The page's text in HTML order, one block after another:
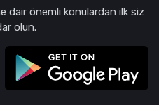
dair önemli konulardan ilk siz
olun.